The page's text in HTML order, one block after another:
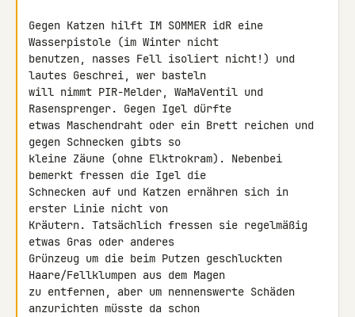
Gegen Katzen hilft IM SOMMER idR eine
Wasserpistole (im Winter nicht
benutzen, nasses Fell isoliert nicht!) und
lautes Geschrei, wer basteln
will nimmt PIR-Melder, WaMaVentil und
Rasensprenger. Gegen Igel dürfte
etwas Maschendraht oder ein Brett reichen und
gegen Schnecken gibts so
kleine Zäune (ohne Elktrokram). Nebenbei
bemerkt fressen die Igel die
Schnecken auf und Katzen ernähren sich in
erster Linie nicht von
Kräutern. Tatsächlich fressen sie regelmäßig
etwas Gras oder anderes
Grünzeug um die beim Putzen geschluckten
Haare/Fellklumpen aus dem Magen
zu entfernen, aber um nennenswerte Schäden
anzurichten müsste da schon